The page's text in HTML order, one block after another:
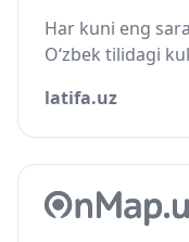
Har kuni eng
O‘zbek tilidagi
latifa.uz